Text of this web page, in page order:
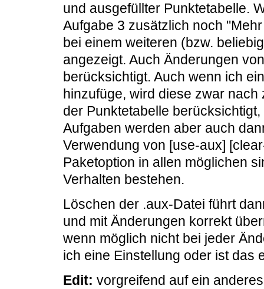
und ausgefüllter Punktetabelle.
Aufgabe 3 zusätzlich noch
bei einem weiteren (bzw.
angezeigt. Auch Änderungen
berücksichtigt. Auch wenn ich
hinzufüge, wird diese zwar
der Punktetabelle
Aufgaben werden aber auch
Verwendung von [use-aux]
Paketoption in allen möglichen
Verhalten bestehen.
Löschen der .aux-Datei führt
und mit Änderungen korrekt
wenn möglich nicht bei jeder
ich eine Einstellung oder ist das
Edit: vorgreifend auf ein